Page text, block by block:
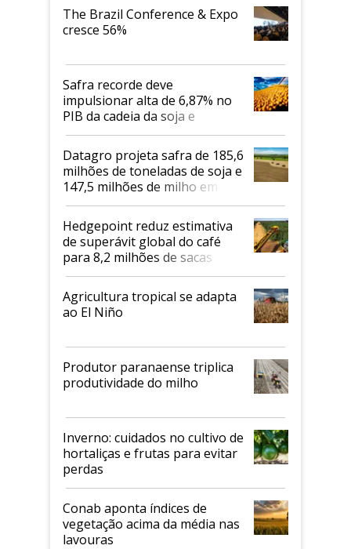
The Brazil Conference & Expo
cresce 56%
Safra recorde deve
impulsionar alta de 6,87% no
PIB da cadeia da soja e
biodiesel em 2026
Datagro projeta safra de 185,6
milhões de toneladas de soja e
147,5 milhões de milho em
2026/27
Hedgepoint reduz estimativa
de superávit global do café
para 8,2 milhões de sacas
Agricultura tropical se adapta
ao El Niño
Produtor paranaense triplica
produtividade do milho
Inverno: cuidados no cultivo de
hortaliças e frutas para evitar
perdas
Conab aponta índices de
vegetação acima da média nas
lavouras